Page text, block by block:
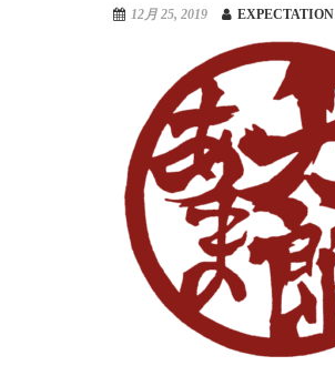
12月 25, 2019 EXPECTATION